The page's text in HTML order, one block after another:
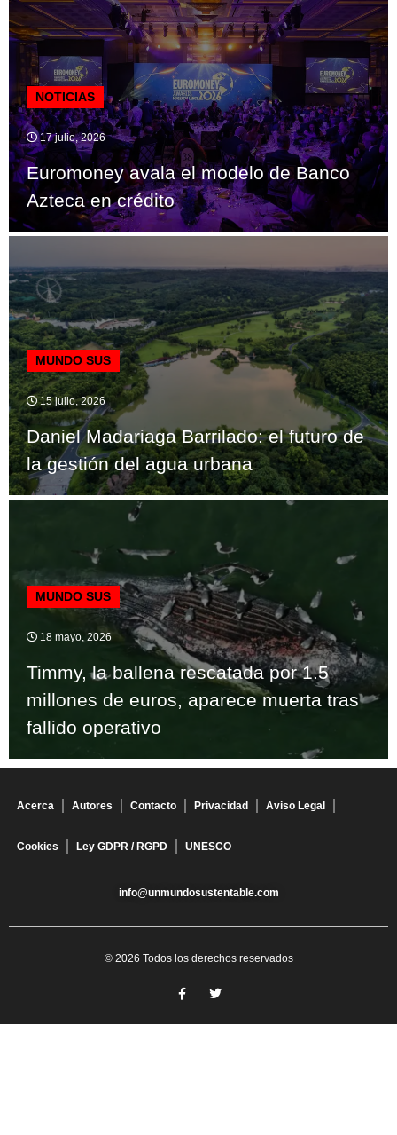
NOTICIAS
17 julio, 2026
Euromoney avala el modelo de Banco
Azteca en crédito
MUNDO SUS
15 julio, 2026
Daniel Madariaga Barrilado: el futuro de
la gestión del agua urbana
MUNDO SUS
18 mayo, 2026
Timmy, la ballena rescatada por 1.5
millones de euros, aparece muerta tras
fallido operativo
Acerca Autores Contacto Privacidad Aviso Legal
Cookies Ley GDPR / RGPD UNESCO
info@unmundosustentable.com
© 2026 Todos los derechos reservados